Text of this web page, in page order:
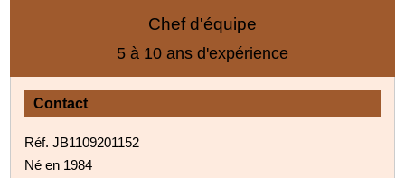
Chef d'équipe
5 à 10 ans d'expérience
Contact
Réf. JB1109201152
Né en 1984